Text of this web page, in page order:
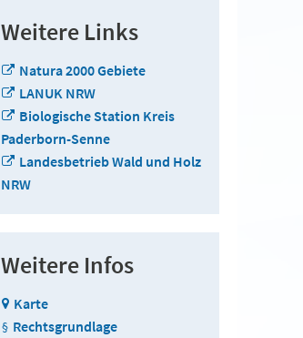
Weitere Links
Natura 2000 Gebiete
LANUK NRW
Biologische Station Kreis
Paderborn-Senne
Landesbetrieb Wald und Holz
NRW
Weitere Infos
Karte
Rechtsgrundlage